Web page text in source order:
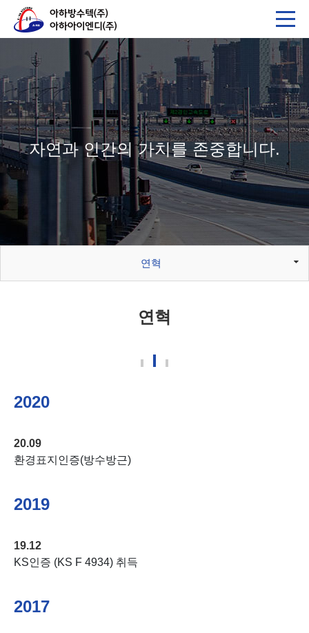
자연과 인간의 가치를 존중합니다.
연혁
연혁
2020
20.09
환경표지인증(방수방근)
2019
19.12
KS인증 (KS F 4934) 취득
2017